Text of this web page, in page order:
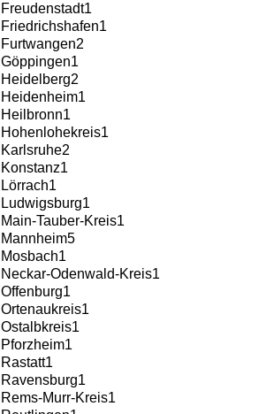
Freudenstadt1
Friedrichshafen1
Furtwangen2
Göppingen1
Heidelberg2
Heidenheim1
Heilbronn1
Hohenlohekreis1
Karlsruhe2
Konstanz1
Lörrach1
Ludwigsburg1
Main-Tauber-Kreis1
Mannheim5
Mosbach1
Neckar-Odenwald-Kreis1
Offenburg1
Ortenaukreis1
Ostalbkreis1
Pforzheim1
Rastatt1
Ravensburg1
Rems-Murr-Kreis1